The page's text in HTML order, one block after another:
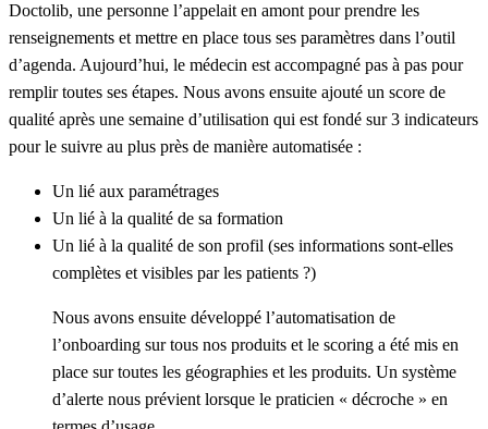
Doctolib, une personne l’appelait en amont pour prendre les
renseignements et mettre en place tous ses paramètres dans l’outil
d’agenda. Aujourd’hui, le médecin est accompagné pas à pas pour
remplir toutes ses étapes. Nous avons ensuite ajouté un score de
qualité après une semaine d’utilisation qui est fondé sur 3 indicateurs
pour le suivre au plus près de manière automatisée :
Un lié aux paramétrages
Un lié à la qualité de sa formation
Un lié à la qualité de son profil (ses informations sont-elles
complètes et visibles par les patients ?)
Nous avons ensuite développé l’automatisation de
l’onboarding sur tous nos produits et le scoring a été mis en
place sur toutes les géographies et les produits. Un système
d’alerte nous prévient lorsque le praticien « décroche » en